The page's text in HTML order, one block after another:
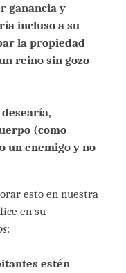
ganancia y
incluso a su
la propiedad
reino sin gozo
(como
un enemigo y no
esto en nuestra
en su
:
estén